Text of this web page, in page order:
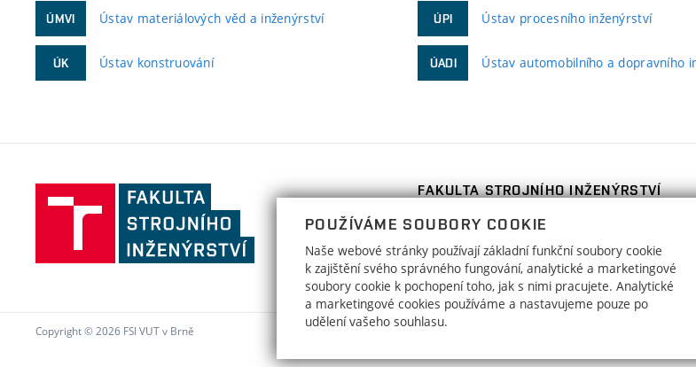
ÚMVI Ústav materiálových věd a inženýrství
ÚK Ústav konstruování
ÚPI Ústav procesního inženýrství
ÚADI Ústav automobilního a dopravního
Fakulta
inženýrství,
Vysoké
technické
FAKULTA STROJNÍHO INŽENÝRSTVÍ
Technická 2896/2
616 69 Brno
info@fme.vutbr.cz
Copyright © 2026 FSI VUT v Brně
POUŽÍVÁME SOUBORY COOKIE
Naše webové stránky používají základní funkční soubory cookie
k zajištění svého správného fungování, analytické a marketingové
soubory cookie k pochopení toho, jak s nimi pracujete. Analytické
a marketingové cookies používáme a nastavujeme pouze po
udělení vašeho souhlasu.